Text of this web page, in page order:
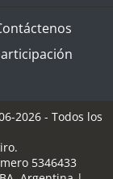
2026 - Todos los
5346433